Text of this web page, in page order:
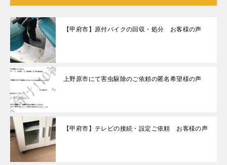
【甲府市】原付バイクの回収・処分 お客様の声
上野原市にて害虫駆除のご依頼の匿名希望様の声
【甲府市】テレビの接続・設定ご依頼 お客様の声